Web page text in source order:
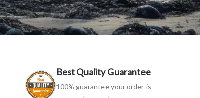
Best Quality Guarantee
100% guarantee your order is